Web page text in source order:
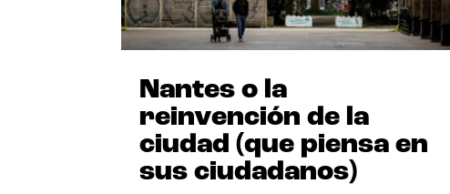
Nantes o la
reinvención de la
ciudad (que piensa en
sus ciudadanos)